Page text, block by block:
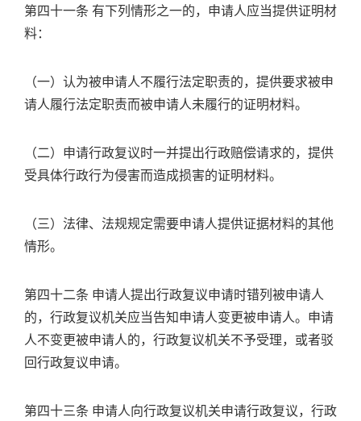
第四十一条 有下列情形之一的，申请人应当提供证明材
料：
（一）认为被申请人不履行法定职责的，提供要求被申
请人履行法定职责而被申请人未履行的证明材料。
（二）申请行政复议时一并提出行政赔偿请求的，提供
受具体行政行为侵害而造成损害的证明材料。
（三）法律、法规规定需要申请人提供证据材料的其他
情形。
第四十二条 申请人提出行政复议申请时错列被申请人
的，行政复议机关应当告知申请人变更被申请人。申请
人不变更被申请人的，行政复议机关不予受理，或者驳
回行政复议申请。
第四十三条 申请人向行政复议机关申请行政复议，行政